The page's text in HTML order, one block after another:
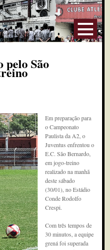
pelo São
Em preparação para
o Campeonato
Paulista da A2, o
Juventus enfrentou o
E.C. São Bernardo,
em jogo-treino
realizado na manhã
deste sábado
(30/01), no Estádio
Conde Rodolfo
Crespi.
Com três tempos de
30 minutos, a equipe
grená foi superada